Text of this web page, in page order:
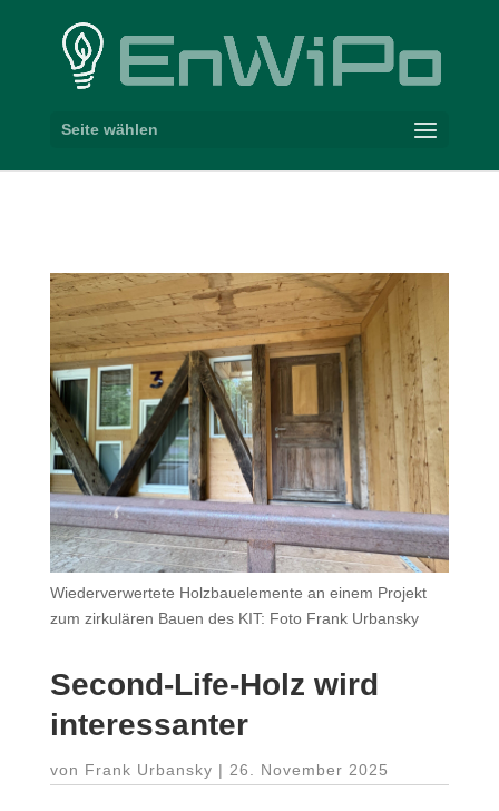
Seite wählen
Wiederverwertete Holzbauelemente an einem Projekt
zum zirkulären Bauen des KIT: Foto Frank Urbansky
Second-​Life-​Holz wird
interessanter
von Frank Urbansky | 26. November 2025